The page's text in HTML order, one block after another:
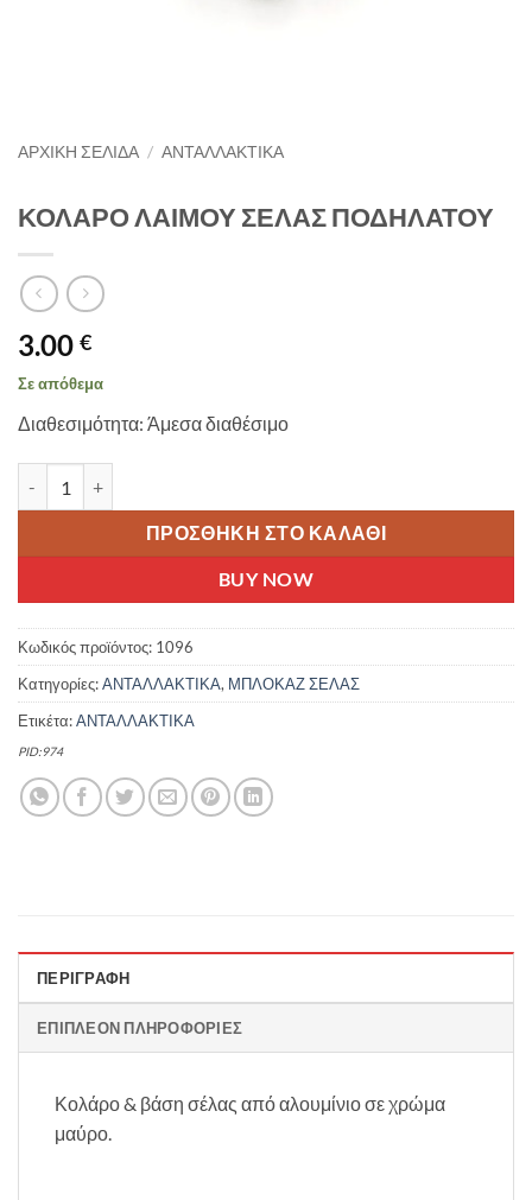
ΑΡΧΙΚΉ ΣΕΛΊΔΑ / ΑΝΤΑΛΛΑΚΤΙΚΑ
ΚΟΛΑΡΟ ΛΑΙΜΟΥ ΣΕΛΑΣ ΠΟΔΗΛΑΤΟΥ
3.00 €
Σε απόθεμα
Διαθεσιμότητα: Άμεσα διαθέσιμο
ΠΡΟΣΘΉΚΗ ΣΤΟ ΚΑΛΆΘΙ
BUY NOW
Κωδικός προϊόντος: 1096
Κατηγορίες:ΑΝΤΑΛΛΑΚΤΙΚΑ, ΜΠΛΟΚΑΖ ΣΕΛΑΣ
Ετικέτα:ΑΝΤΑΛΛΑΚΤΙΚΑ
PID:974
ΠΕΡΙΓΡΑΦΉ
ΕΠΙΠΛΈΟΝ ΠΛΗΡΟΦΟΡΊΕΣ
Κολάρο & βάση σέλας από αλουμίνιο σε χρώμα
μαύρο.